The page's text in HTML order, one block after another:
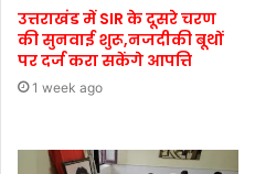
उत्तराखंड में SIR के दूसरे चरण
की सुनवाई शुरू,नजदीकी बूथों
पर दर्ज करा सकेंगे आपत्ति
1 week ago